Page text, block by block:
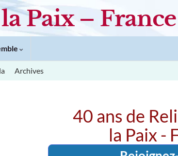
Paix – France
Archives
40 ans de
la Paix -